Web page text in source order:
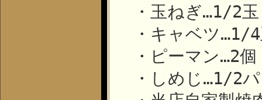
・玉ねぎ…1/2玉
・キャベツ…1/4
・ピーマン…2個
・しめじ…1/2